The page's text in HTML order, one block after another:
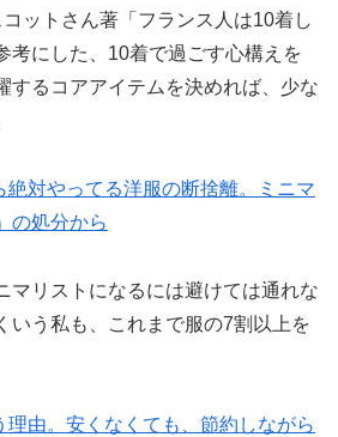
ットさん著「フランス人は10着し
考にした、10着で過ごす心構えを
するコアアイテムを決めれば、少な
絶対やってる洋服の断捨離。ミニマ
の処分から
マリストになるには避けては通れな
いう私も、これまで服の7割以上を
理由。安くなくても、節約しながら